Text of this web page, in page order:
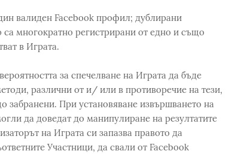
валиден Facebook профил; дублирани
многократно регистрирани от едно и също
в Играта.
за спечелване на Играта да бъде
различни от и/ или в противоречие на тези,
забранени. При установяване извършването на
да доведат до манипулиране на резултатите
на Играта си запазва правото да
Участници, да свали от Facebook